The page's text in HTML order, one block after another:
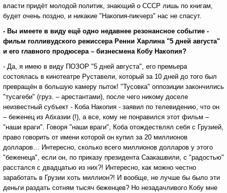
власти придёт молодой политик, знающий о СССР лишь по книгам,
будет очень поздно, и никакие "Накопия-пикчерз" нас не спасут.
- Вы имеете в виду ещё одно недавнее резонансное событие -
фильм голливудского режиссера Ренни Харлина "5 дней августа"
и его главного продюсера – бизнесмена Кобу Накопия?
- Да, я имею в виду ПОЗОР "5 дней августа", его премьера
состоялась в кинотеатре Руставели, который за 10 дней до того был
превращён в большую камеру пыток! "Тусовка" оппозиции закончились
"тусагеби" (груз. – арестантами), после чего никому доселе
неизвестный субъект - Коба Накопия - заявил по телевидению, что он
– беженец из Абхазии (!), а все, кому не понравился этот фильм –
"наши враги". Говоря "наши враги", Коба отождествлял себя с Грузией,
право говорить от имени которой он купил за 20 миллионов
долларов… Интересно, сколько всего миллионов долларов у этого
"беженеца", если он, по приказу президента Саакашвили, с "радостью"
расстался с двадцатью из них?! Интересно, как можно честно
заработать в Грузии хоть миллион?! И вообще, не лучше бы было эти
деньги раздать сотням тысяч беженцев? Но незадачливого Кобу мне